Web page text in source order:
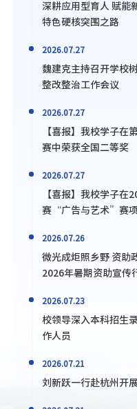
深耕应用型育人 赋
特色硬核突围之路
2026.07.27
魏建克主持召开学校
整改整治工作会议
2026.07.27
【喜报】我校学子在
赛中荣获全国二等奖
2026.07.27
【喜报】我校学子在
赛“广告与艺术”赛
2026.07.26
微光成炬照乡野 资
2026年暑期资助宣传
2026.07.23
校领导深入本科招生
作人员
2026.07.21
刘新跃一行赴杭州开